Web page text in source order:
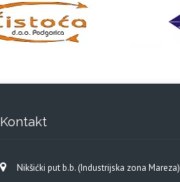
Kontakt
Nikšićki put b.b. (Industrijska zona Mareza)